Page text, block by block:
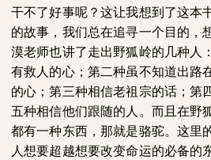
干不了好事呢？这让我想到了这本
的故事，我们总在追寻一个目的，
漠老师也讲了走出野狐岭的几种人
有救人的心；第二种虽不知道出路
的心；第三种相信老祖宗的话；第
五种相信他们跟随的人。而且在野
都有一种东西，那就是骆驼。这里
人想要超越想要改变命运的必备的